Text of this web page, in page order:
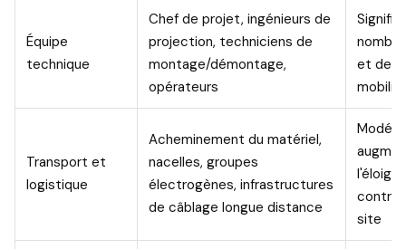
Équipe
technique
Chef de projet, ingénieurs de
projection, techniciens de
montage/démontage,
opérateurs
et de
Transport et
logistique
Acheminement du matériel,
nacelles, groupes
électrogènes, infrastructures
de câblage longue distance
site